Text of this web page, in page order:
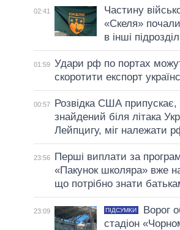
02:41
Частину
«Скеля»
в інші
01:59 Удари рф по портах
скоротити експорт
00:57
Розвідка США
знайдений біля літака
Лейпцигу, міг належати
23:56
Перші виплати за
«Пакунок школяра» вже
що потрібно знати
23:09 ПІДСУМКИ
Ворог
стадіон